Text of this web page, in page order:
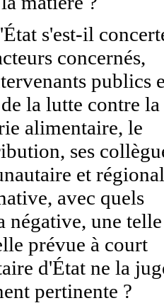
s'est-il
concernés,
publics
la lutte contre la
alimentaire, le
ses
et
avec quels
négative, une telle
prévue à court
d'État ne la
pertinente ?